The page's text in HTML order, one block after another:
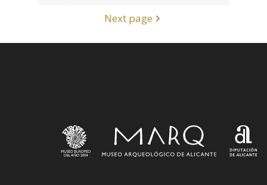
Next page